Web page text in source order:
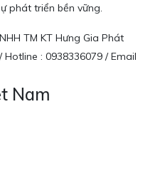
phát triển bền vững.
TM KT Hưng Gia Phát
: 0938336079 / Email
Nam